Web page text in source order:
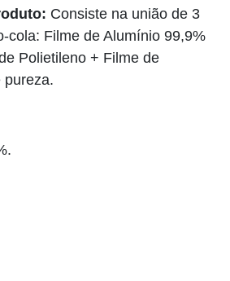
Consiste na união de 3
cola: Filme de Alumínio 99,9%
Polietileno + Filme de
pureza.